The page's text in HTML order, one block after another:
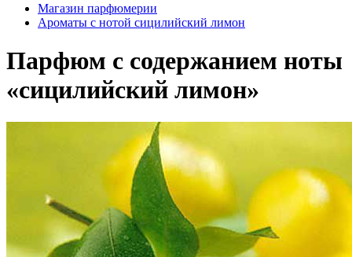
Магазин парфюмерии
Ароматы с нотой сицилийский лимон
Парфюм с содержанием ноты
«сицилийский лимон»